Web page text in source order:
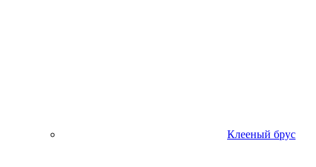
Клееный брус